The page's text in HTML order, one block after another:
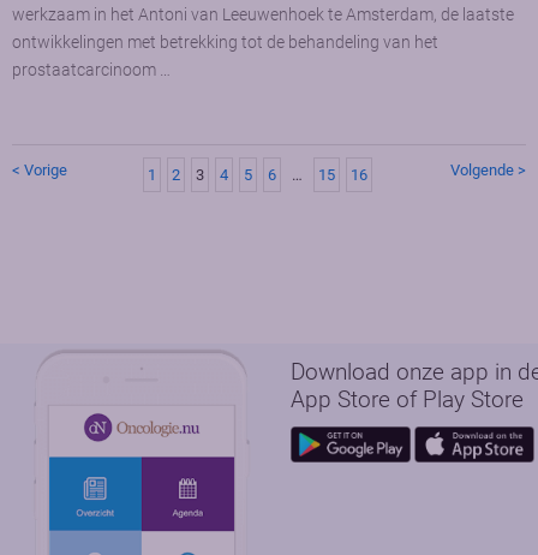
werkzaam in het Antoni van Leeuwenhoek te Amsterdam, de laatste
ontwikkelingen met betrekking tot de behandeling van het
prostaatcarcinoom …
< Vorige 1 2 3 4 5 6 … 15 16 Volgende >
Download onze app in
App Store of Play Store